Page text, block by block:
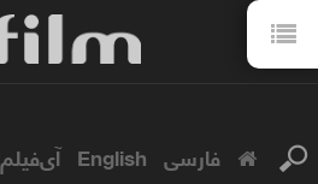
فارسی English آی‌فیلم2